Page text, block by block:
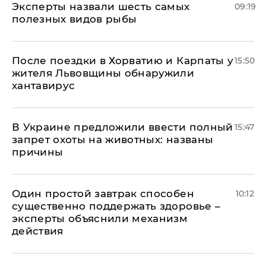
Эксперты назвали шесть самых
полезных видов рыбы
09:19
После поездки в Хорватию и Карпаты у
жителя Львовщины обнаружили
хантавирус
15:50
В Украине предложили ввести полный
запрет охоты на животных: названы
причины
15:47
Один простой завтрак способен
существенно поддержать здоровье –
эксперты объяснили механизм
действия
10:12